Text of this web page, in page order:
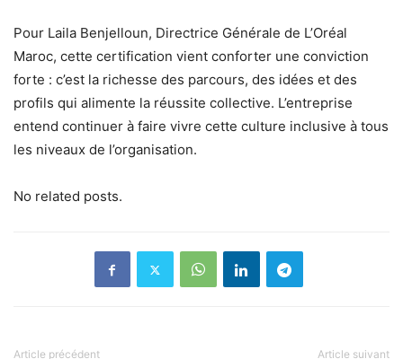
Pour Laila Benjelloun, Directrice Générale de L’Oréal
Maroc, cette certification vient conforter une conviction
forte : c’est la richesse des parcours, des idées et des
profils qui alimente la réussite collective. L’entreprise
entend continuer à faire vivre cette culture inclusive à tous
les niveaux de l’organisation.
No related posts.
Article précédent Article suivant